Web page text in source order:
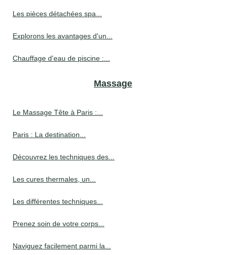
Les pièces détachées spa...
Explorons les avantages d'un...
Chauffage d'eau de piscine :...
Massage
Le Massage Tête à Paris :...
Paris : La destination...
Découvrez les techniques des...
Les cures thermales, un...
Les différentes techniques...
Prenez soin de votre corps...
Naviguez facilement parmi la...